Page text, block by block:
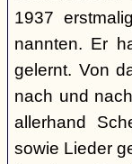
1937
nannten. Er
gelernt. Von
nach und
allerhand
sowie Lieder